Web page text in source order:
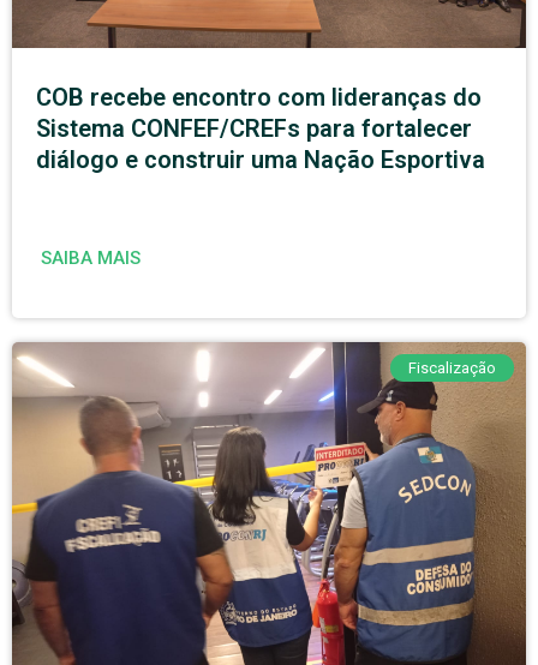
COB recebe encontro com lideranças do
Sistema CONFEF/CREFs para fortalecer
diálogo e construir uma Nação Esportiva
SAIBA MAIS
Fiscalização